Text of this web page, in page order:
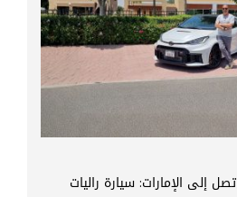
تويوتا GR Yaris 2026 تصل إلى الإمارات: سيارة راليات